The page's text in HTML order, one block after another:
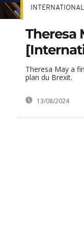
Theresa
Theresa May a
plan du Brexit.
13/08/2024